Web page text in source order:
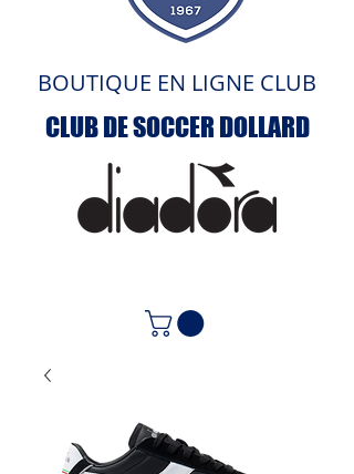
BOUTIQUE EN LIGNE CLUB
CLUB DE SOCCER DOLLARD